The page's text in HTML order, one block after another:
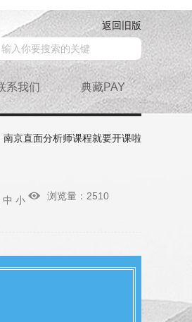
返回旧版
系我们 典藏PAY
南京直面分析师课程就要开课啦
浏览量：2510
中 小